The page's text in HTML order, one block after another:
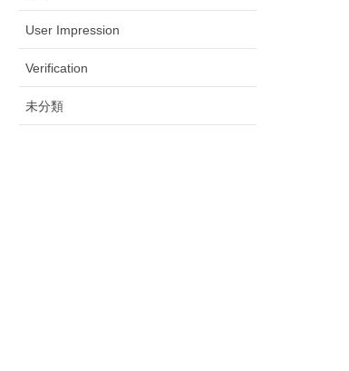
User Impression
Verification
未分類